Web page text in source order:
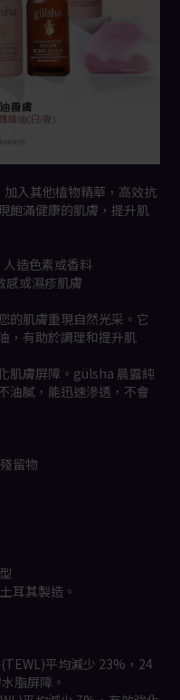
入其他植物精華， 高效抗
飽滿健康的肌膚，提升肌
造色素或香料
感或濕疹肌膚
的肌膚重現自然光采。它
，有助於調理和提升肌
肌膚屏障。gülsha 晨露純
油膩，能迅速滲透，不會
留物
耳其製造。
平均減少 23%，24
脂屏障。